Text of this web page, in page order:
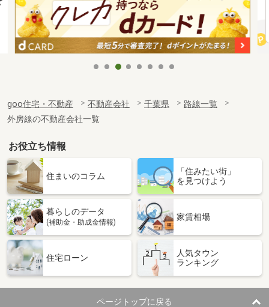
goo住宅・不動産 不動産会社 千葉県
路線一覧
外房線の不動産会社一覧
お役立ち情報
住まいのコラム
「住みたい街」
を見つけよう
暮らしのデータ
(補助金・助成金情報)
家賃相場
住宅ローン
人気タウン
ランキング
ページトップに戻る